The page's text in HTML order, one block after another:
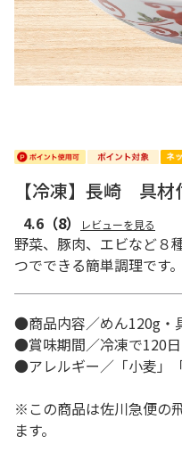
【冷凍】長崎 具材
4.6 （8） レビューを見る
野菜、豚肉、エビなど８
つでできる簡単調理です。
●商品内容／めん120g
●賞味期間／冷凍で120日
●アレルギー／「小麦」
※この商品は佐川急便の
ます。